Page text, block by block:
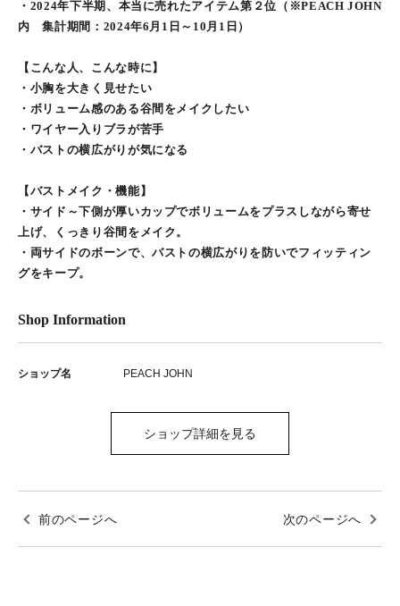
・2024年下半期、本当に売れたアイテム第２位（※PEACH JOHN
内 集計期間：2024年6月1日～10月1日）
【こんな人、こんな時に】
・小胸を大きく見せたい
・ボリューム感のある谷間をメイクしたい
・ワイヤー入りブラが苦手
・バストの横広がりが気になる
【バストメイク・機能】
・サイド～下側が厚いカップでボリュームをプラスしながら寄せ
上げ、くっきり谷間をメイク。
・両サイドのボーンで、バストの横広がりを防いでフィッティン
グをキープ。
Shop Information
ショップ名 PEACH JOHN
ショップ詳細を見る
前のページへ 次のページへ